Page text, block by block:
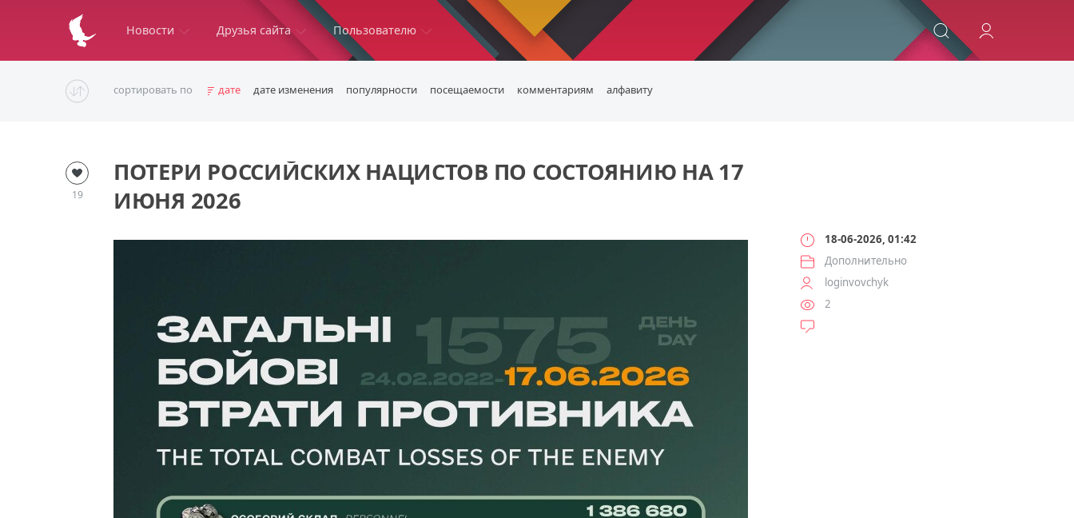
ИСКАТЬ
Новости Друзья сайта Пользователю
сортировать по дате дате изменения популярности посещаемости комментариям алфавиту
ПОТЕРИ РОССИЙСКИХ НАЦИСТОВ ПО СОСТОЯНИЮ НА 17
ИЮНЯ 2026
18-06-2026, 01:42
Дополнительно
loginvovchyk
2
19